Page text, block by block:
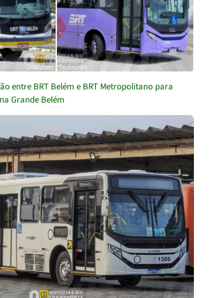
entre BRT Belém e BRT Metropolitano para
Grande Belém